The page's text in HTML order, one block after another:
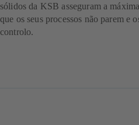
sólidos da KSB asseguram a
que os seus processos não parem e
controlo.